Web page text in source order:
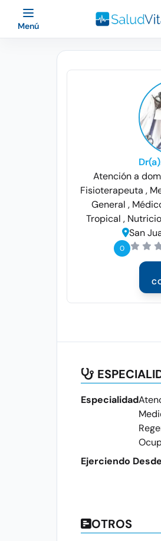
Menú
Atención a
Fisioterapeuta ,
General ,
Tropical,
San
0
Especialidad
Ejerciendo Desde
OTROS